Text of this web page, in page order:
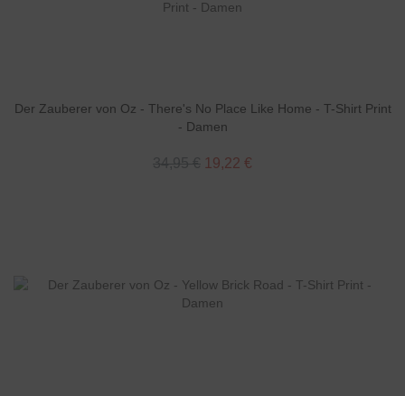
Der Zauberer von Oz - There's No Place Like Home - T-Shirt Print
- Damen
19,22 €